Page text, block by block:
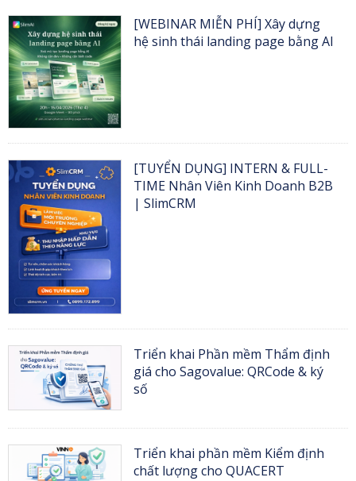
[WEBINAR MIỄN PHÍ] Xây dựng
hệ sinh thái landing page bằng AI
[TUYỂN DỤNG] INTERN & FULL-
TIME Nhân Viên Kinh Doanh B2B
| SlimCRM
Triển khai Phần mềm Thẩm định
giá cho Sagovalue: QRCode & ký
số
Triển khai phần mềm Kiểm định
chất lượng cho QUACERT